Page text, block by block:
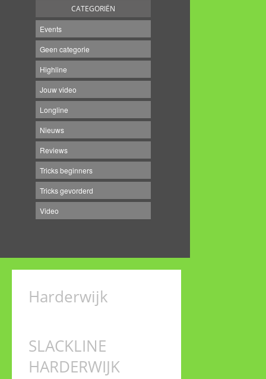
CATEGORIËN
Events
Geen categorie
Highline
Jouw video
Longline
Nieuws
Reviews
Tricks beginners
Tricks gevorderd
Video
Harderwijk
SLACKLINE
HARDERWIJK